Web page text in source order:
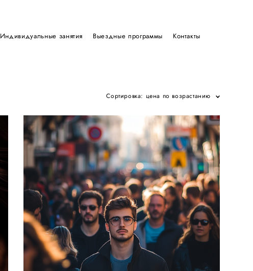
Индивидуальные занятия Выездные программы Контакты
Индивидуальные занятия Выездные программы Контакты
Сортировка: цена по возрастанию